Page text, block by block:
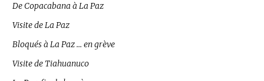
De Copacabana à La Paz
Visite de La Paz
Bloqués à La Paz … en grève
Visite de Tiahuanuco